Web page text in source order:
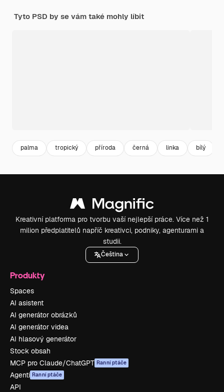
Tyto PSD by se vám také mohly líbit
palma tropický příroda černá linka bílý
Kreativní platforma pro tvorbu vaší nejlepší práce. Více než 1
milion předplatitelů napříč kreativci, podniky, agenturami a
studii.
Čeština
Produkty
Spaces
AI asistent
AI generátor obrázků
AI generátor videa
AI hlasový generátor
Stock obsah
MCP pro Claude/ChatGPT Ranní ptáče
Agenti Ranní ptáče
API